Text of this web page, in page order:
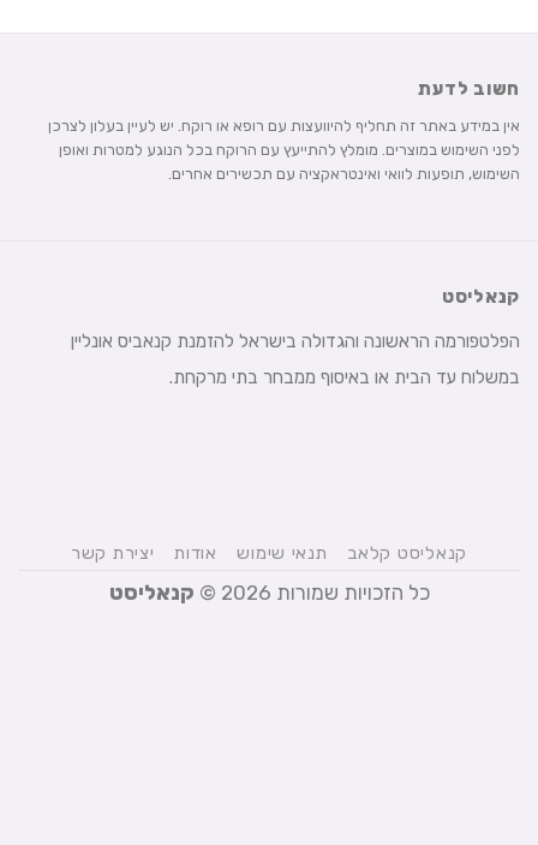
חשוב לדעת
אין במידע באתר זה תחליף להיוועצות עם רופא או רוקח. יש לעיין בעלון לצרכן
לפני השימוש במוצרים. מומלץ להתייעץ עם הרוקח בכל הנוגע למטרות ואופן
השימוש, תופעות לוואי ואינטראקציה עם תכשירים אחרים.
קנאליסט
הפלטפורמה הראשונה והגדולה בישראל להזמנת קנאביס אונליין
במשלוח עד הבית או באיסוף ממבחר בתי מרקחת.
קנאליסט קלאב תנאי שימוש אודות יצירת קשר
כל הזכויות שמורות 2026 © קנאליסט